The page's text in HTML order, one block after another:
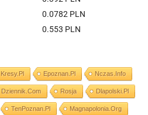
0.0782 PLN
0.553 PLN
Kresy.pl Epoznan.pl Nczas.info
Dziennik.com Rosja Dlapolski.pl
TenPoznan.pl Magnapolonia.org